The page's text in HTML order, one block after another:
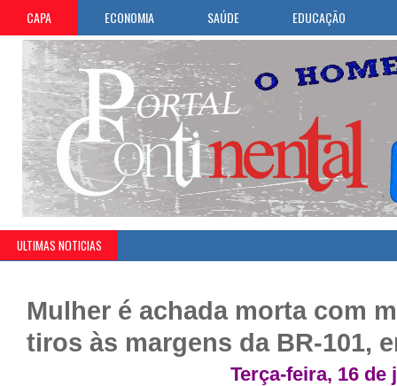
CAPA ECONOMIA SAÚDE EDUCAÇÃO
ULTIMAS NOTICIAS
Mulher é achada morta com
tiros às margens da BR-101,
Terça-feira, 16 de